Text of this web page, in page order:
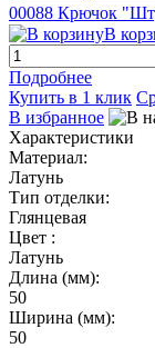
00088 Крючок
В
Подробнее
Купить в 1 клик
В избранное
Характеристики
Материал:
Латунь
Тип отделки:
Глянцевая
Цвет :
Латунь
Длина (мм):
50
Ширина (мм):
50